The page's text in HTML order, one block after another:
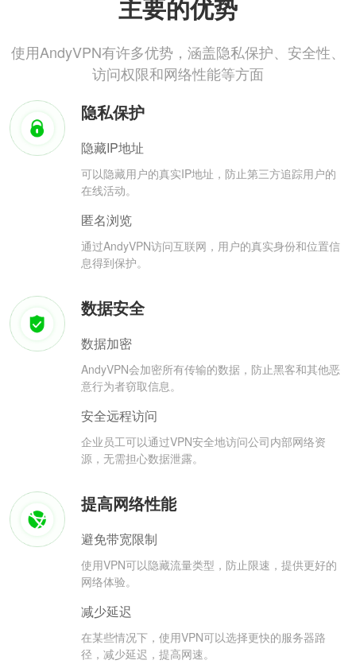
主要的优势
使用AndyVPN有许多优势，涵盖隐私保护、安全性、
访问权限和网络性能等方面
隐私保护
隐藏IP地址
可以隐藏用户的真实IP地址，防止第三方追踪用户的
在线活动。
匿名浏览
通过AndyVPN访问互联网，用户的真实身份和位置信
息得到保护。
数据安全
数据加密
AndyVPN会加密所有传输的数据，防止黑客和其他恶
意行为者窃取信息。
安全远程访问
企业员工可以通过VPN安全地访问公司内部网络资
源，无需担心数据泄露。
提高网络性能
避免带宽限制
使用VPN可以隐藏流量类型，防止限速，提供更好的
网络体验。
减少延迟
在某些情况下，使用VPN可以选择更快的服务器路
径，减少延迟，提高网速。